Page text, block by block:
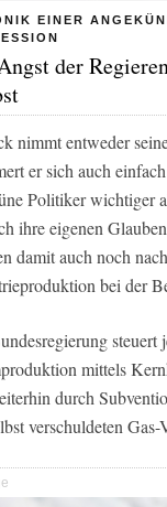
EINER
der
nimmt entweder
er sich auch
Politiker wichtiger
ihre eigenen
damit auch noch
bei der
steuert
mittels
durch
verschuldeten